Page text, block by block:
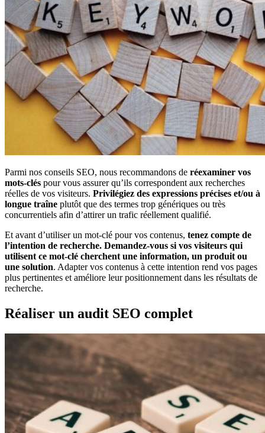
Parmi nos conseils SEO, nous recommandons de réexaminer vos
mots-clés pour vous assurer qu’ils correspondent aux recherches
réelles de vos visiteurs. Privilégiez des expressions précises et/ou à
longue traîne plutôt que des termes trop génériques ou très
concurrentiels afin d’attirer un trafic réellement qualifié.
Et avant d’utiliser un mot-clé pour vos contenus, tenez compte de
l’intention de recherche. Demandez-vous si vos visiteurs qui
utilisent ce mot-clé cherchent une information, un produit ou
une solution. Adapter vos contenus à cette intention rend vos pages
plus pertinentes et améliore leur positionnement dans les résultats de
recherche.
Réaliser un audit SEO complet